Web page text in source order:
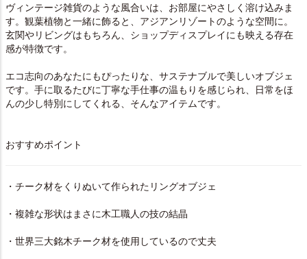
ヴィンテージ雑貨のような風合いは、お部屋にやさしく溶け込みま
す。観葉植物と一緒に飾ると、アジアンリゾートのような空間に。
玄関やリビングはもちろん、ショップディスプレイにも映える存在
感が特徴です。
エコ志向のあなたにもぴったりな、サステナブルで美しいオブジェ
です。手に取るたびに丁寧な手仕事の温もりを感じられ、日常をほ
んの少し特別にしてくれる、そんなアイテムです。
おすすめポイント
・チーク材をくりぬいて作られたリングオブジェ
・複雑な形状はまさに木工職人の技の結晶
・世界三大銘木チーク材を使用しているので丈夫